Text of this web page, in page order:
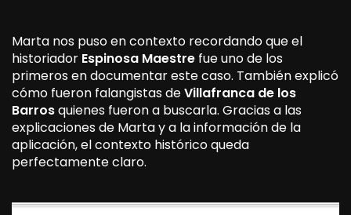
Marta nos puso en contexto recordando que el
historiador Espinosa Maestre fue uno de los
primeros en documentar este caso. También explicó
cómo fueron falangistas deVillafranca de los
Barrosquienes fueron a buscarla. Gracias a las
explicaciones de Marta y a la información de la
aplicación, el contexto histórico queda
perfectamente claro.